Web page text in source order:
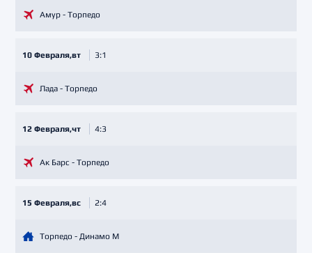
Амур - Торпедо
10 Февраля,вт 3:1
Лада - Торпедо
12 Февраля,чт 4:3
Ак Барс - Торпедо
15 Февраля,вс 2:4
Торпедо - Динамо М